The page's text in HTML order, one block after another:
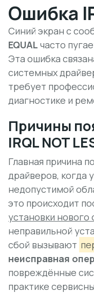
Ошибка
Синий экран с
EQUAL часто
Эта ошибка
системных
требует
диагностике и
Причины
IRQL NOT
Главная причина
драйверов, когда
недопустимой
это происходит
установки нового
неправильной
сбой вызывают
неисправная
повреждённые
практике